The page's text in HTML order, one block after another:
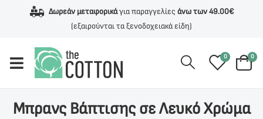
Δωρεάν μεταφορικάγια παραγγελίες άνω των 49.00€
(εξαιρούνται τα ξενοδοχειακά είδη)
0 0
Μπρανς Βάπτισης σε Λευκό Χρώμα